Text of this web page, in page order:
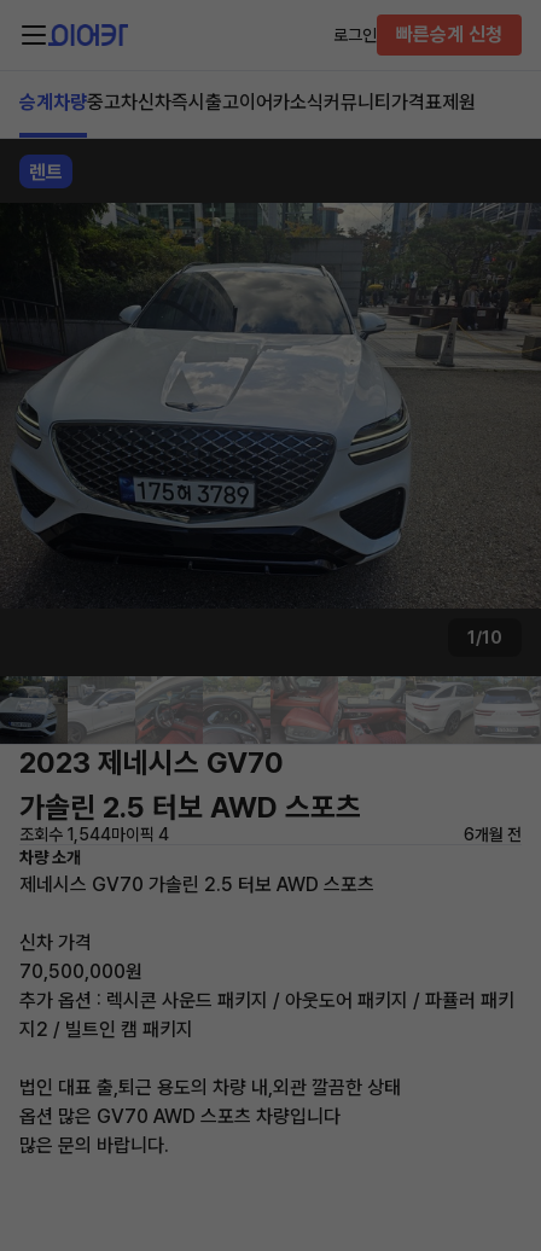
로그인 빠른승계 신청
승계차량중고차신차즉시출고이어카소식커뮤니티 가격표제원
렌트
1/10
2023 제네시스 GV70
가솔린 2.5 터보 AWD 스포츠
조회수 1,544마이픽 4
6개월 전
차량 소개
제네시스 GV70 가솔린 2.5 터보 AWD 스포츠
신차 가격
70,500,000원
추가 옵션 : 렉시콘 사운드 패키지 / 아웃도어 패키지 / 파퓰러 패키
지2 / 빌트인 캠 패키지
법인 대표 출,퇴근 용도의 차량 내,외관 깔끔한 상태
옵션 많은 GV70 AWD 스포츠 차량입니다
많은 문의 바랍니다.